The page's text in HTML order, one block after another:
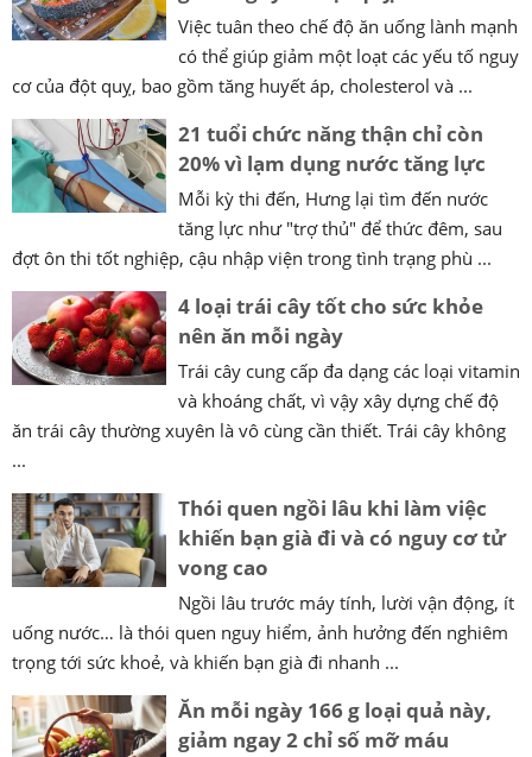
Việc tuân theo chế độ ăn uống lành mạnh
có thể giúp giảm một loạt các yếu tố nguy
cơ của đột quỵ, bao gồm tăng huyết áp, cholesterol và ...
21 tuổi chức năng thận chỉ còn
20% vì lạm dụng nước tăng lực
Mỗi kỳ thi đến, Hưng lại tìm đến nước
tăng lực như "trợ thủ" để thức đêm, sau
đợt ôn thi tốt nghiệp, cậu nhập viện trong tình trạng phù ...
4 loại trái cây tốt cho sức khỏe
nên ăn mỗi ngày
Trái cây cung cấp đa dạng các loại vitamin
và khoáng chất, vì vậy xây dựng chế độ
ăn trái cây thường xuyên là vô cùng cần thiết. Trái cây không
...
Thói quen ngồi lâu khi làm việc
khiến bạn già đi và có nguy cơ tử
vong cao
Ngồi lâu trước máy tính, lười vận động, ít
uống nước… là thói quen nguy hiểm, ảnh hưởng đến nghiêm
trọng tới sức khoẻ, và khiến bạn già đi nhanh ...
Ăn mỗi ngày 166 g loại quả này,
giảm ngay 2 chỉ số mỡ máu